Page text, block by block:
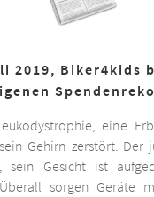
2019, Biker4kids
eine
Gehirn zerstört. Der
sein Gesicht ist
sorgen Geräte